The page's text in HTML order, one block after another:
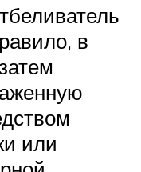
в
или